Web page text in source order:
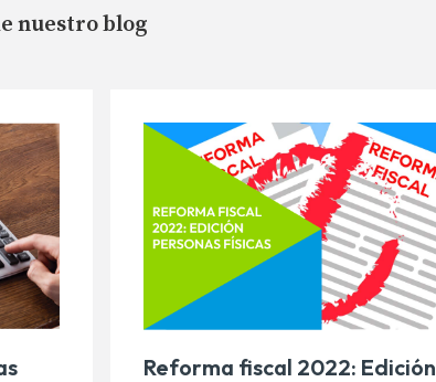
nuestro blog
Reforma fiscal 2022: Edición